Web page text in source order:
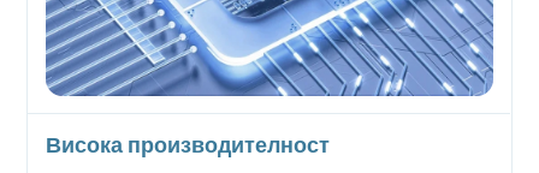
Висока производителност